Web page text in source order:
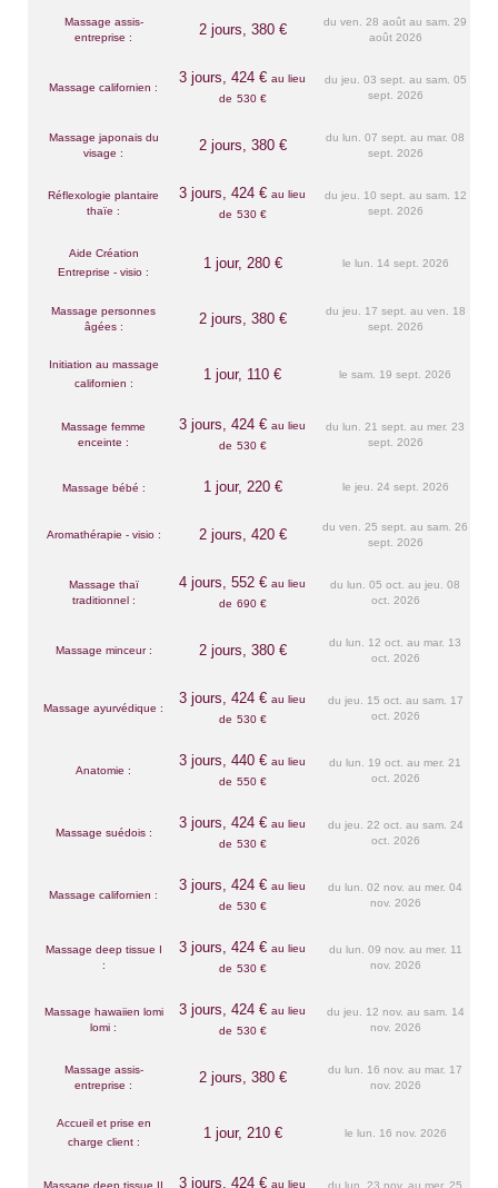
Massage assis-
entreprise :
2 jours, 380 €
du ven. 28 août au sam. 29
août 2026
Massage californien :
3 jours, 424 € au lieu
de 530 €
du jeu. 03 sept. au sam. 05
sept. 2026
Massage japonais du
visage :
2 jours, 380 €
du lun. 07 sept. au mar. 08
sept. 2026
Réflexologie plantaire
thaïe :
3 jours, 424 € au lieu
de 530 €
du jeu. 10 sept. au sam. 12
sept. 2026
Aide Création
Entreprise - visio :
1 jour, 280 € le lun. 14 sept. 2026
Massage personnes
âgées :
2 jours, 380 €
du jeu. 17 sept. au ven. 18
sept. 2026
Initiation au massage
californien :
1 jour, 110 € le sam. 19 sept. 2026
Massage femme
enceinte :
3 jours, 424 € au lieu
de 530 €
du lun. 21 sept. au mer. 23
sept. 2026
Massage bébé : 1 jour, 220 € le jeu. 24 sept. 2026
Aromathérapie - visio : 2 jours, 420 €
du ven. 25 sept. au sam. 26
sept. 2026
Massage thaï
traditionnel :
4 jours, 552 € au lieu
de 690 €
du lun. 05 oct. au jeu. 08
oct. 2026
Massage minceur : 2 jours, 380 €
du lun. 12 oct. au mar. 13
oct. 2026
Massage ayurvédique :
3 jours, 424 € au lieu
de 530 €
du jeu. 15 oct. au sam. 17
oct. 2026
Anatomie :
3 jours, 440 € au lieu
de 550 €
du lun. 19 oct. au mer. 21
oct. 2026
Massage suédois :
3 jours, 424 € au lieu
de 530 €
du jeu. 22 oct. au sam. 24
oct. 2026
Massage californien :
3 jours, 424 € au lieu
de 530 €
du lun. 02 nov. au mer. 04
nov. 2026
Massage deep tissue I
:
3 jours, 424 € au lieu
de 530 €
du lun. 09 nov. au mer. 11
nov. 2026
Massage hawaiien lomi
lomi :
3 jours, 424 € au lieu
de 530 €
du jeu. 12 nov. au sam. 14
nov. 2026
Massage assis-
entreprise :
2 jours, 380 €
du lun. 16 nov. au mar. 17
nov. 2026
Accueil et prise en
charge client :
1 jour, 210 € le lun. 16 nov. 2026
Massage deep tissue II 3 jours, 424 € au lieu du lun. 23 nov. au mer. 25